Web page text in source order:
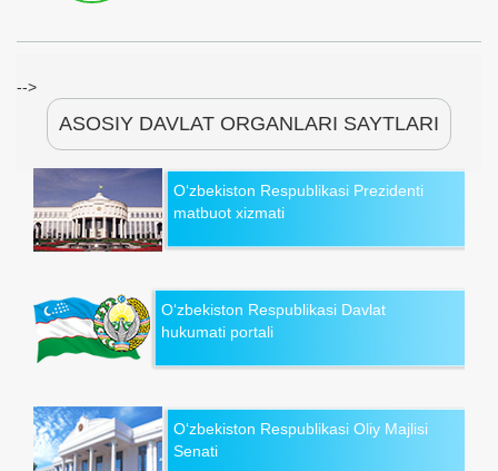
-->
ASOSIY DAVLAT ORGANLARI SAYTLARI
O‘zbekiston Respublikasi Prezidenti
matbuot xizmati
O‘zbekiston Respublikasi Davlat
hukumati portali
O‘zbekiston Respublikasi Oliy Majlisi
Senati